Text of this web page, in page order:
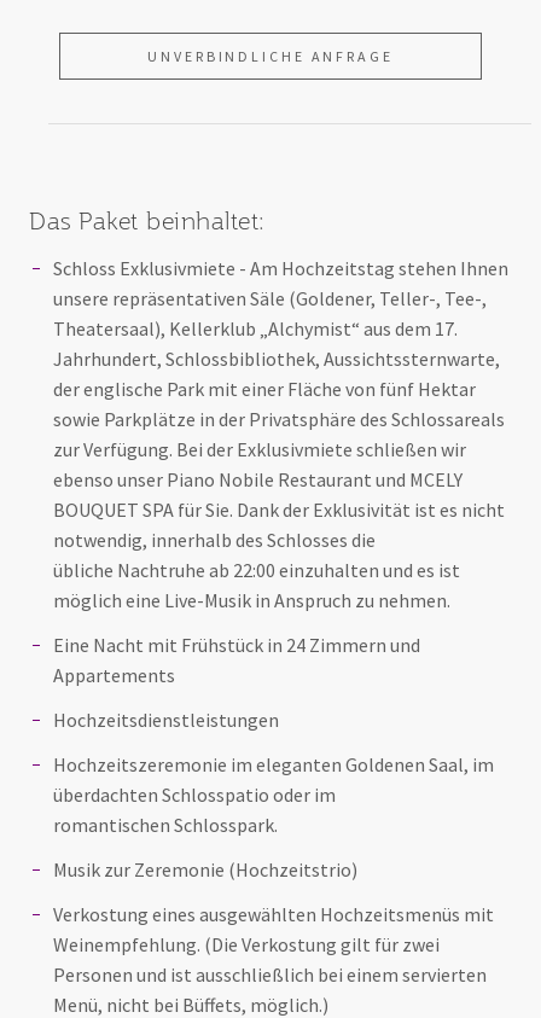
UNVERBINDLICHE ANFRAGE
Das Paket beinhaltet:
Schloss Exklusivmiete - Am Hochzeitstag stehen Ihnen
unsere repräsentativen Säle (Goldener, Teller-, Tee-,
Theatersaal), Kellerklub „Alchymist“ aus dem 17.
Jahrhundert, Schlossbibliothek, Aussichtssternwarte,
der englische Park mit einer Fläche von fünf Hektar
sowie Parkplätze in der Privatsphäre des Schlossareals
zur Verfügung. Bei der Exklusivmiete schließen wir
ebenso unser Piano Nobile Restaurant und MCELY
BOUQUET SPA für Sie. Dank der Exklusivität ist es nicht
notwendig, innerhalb des Schlosses die
übliche Nachtruhe ab 22:00 einzuhalten und es ist
möglich eine Live-Musik in Anspruch zu nehmen.
Eine Nacht mit Frühstück in 24 Zimmern und
Appartements
Hochzeitsdienstleistungen
Hochzeitszeremonie im eleganten Goldenen Saal, im
überdachten Schlosspatio oder im
romantischen Schlosspark.
Musik zur Zeremonie (Hochzeitstrio)
Verkostung eines ausgewählten Hochzeitsmenüs mit
Weinempfehlung. (Die Verkostung gilt für zwei
Personen und ist ausschließlich bei einem servierten
Menü, nicht bei Büffets, möglich.)